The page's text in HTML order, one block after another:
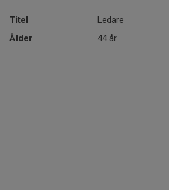
Titel
Ledare
Ålder
44 år